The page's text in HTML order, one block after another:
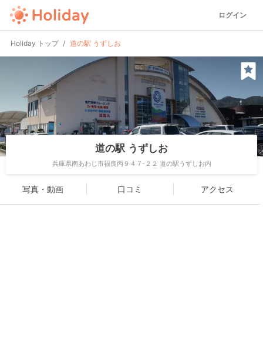
ログイン
Holiday トップ 道の駅 うずしお
道の駅 うずしお
兵庫県南あわじ市福良丙９４７-２２ 道の駅うずしお内
写真・動画 口コミ アクセス